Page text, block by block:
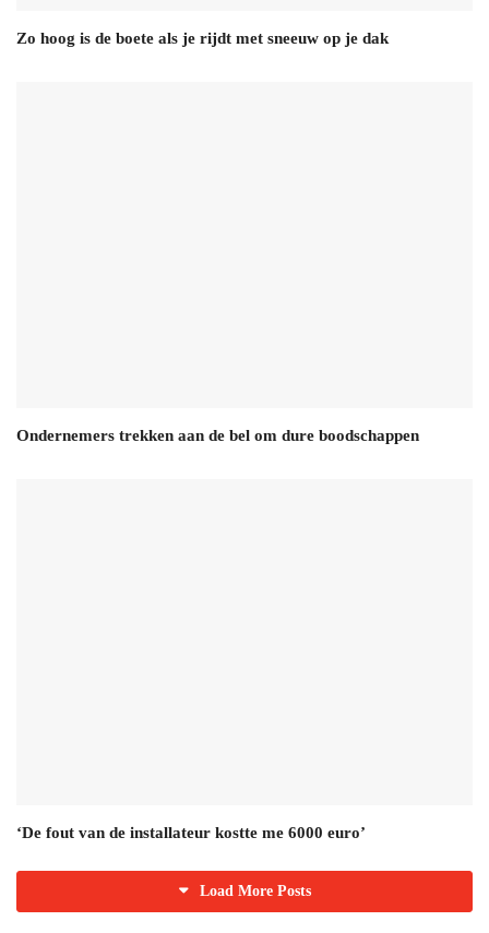
Zo hoog is de boete als je rijdt met sneeuw op je dak
Ondernemers trekken aan de bel om dure boodschappen
‘De fout van de installateur kostte me 6000 euro’
Load More Posts